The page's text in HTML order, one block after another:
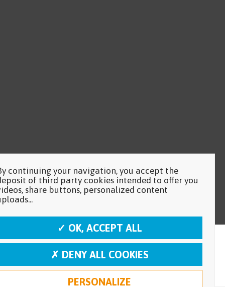
continuing your navigation, you accept the
of third party cookies intended to offer you
share buttons, personalized content
✓ OK, ACCEPT ALL
✗ DENY ALL COOKIES
PERSONALIZE